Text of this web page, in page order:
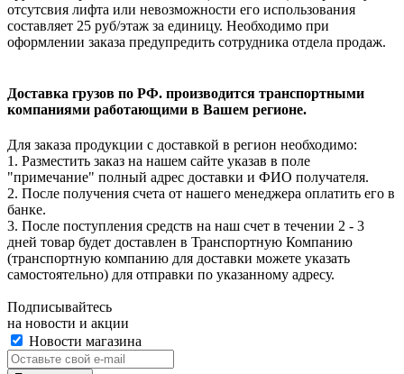
отсутсвия лифта или невозможности его использования
составляет 25 руб/этаж за единицу. Необходимо при
оформлении заказа предупредить сотрудника отдела продаж.
Доставка грузов по РФ. производится транспортными
компаниями работающими в Вашем регионе.
Для заказа продукции с доставкой в регион необходимо:
1. Разместить заказ на нашем сайте указав в поле
"примечание" полный адрес доставки и ФИО получателя.
2. После получения счета от нашего менеджера оплатить его в
банке.
3. После поступления средств на наш счет в течении 2 - 3
дней товар будет доставлен в Транспортную Компанию
(транспортную компанию для доставки можете указать
самостоятельно) для отправки по указанному адресу.
Подписывайтесь
на новости и акции
Новости магазина